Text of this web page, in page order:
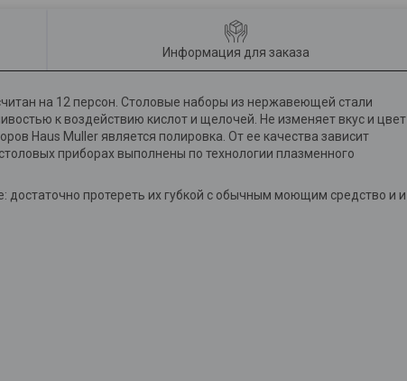
Информация для заказа
на 12 персон. Столовые наборы из нержавеющей стали
к воздействию кислот и щелочей. Не изменяет вкус и цвет
Haus Muller является полировка. От ее качества зависит
приборах выполнены по технологии плазменного
протереть их губкой с обычным моющим средство и и